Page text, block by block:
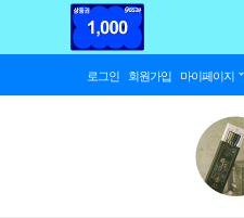
로그인 회원가입 마이페이지